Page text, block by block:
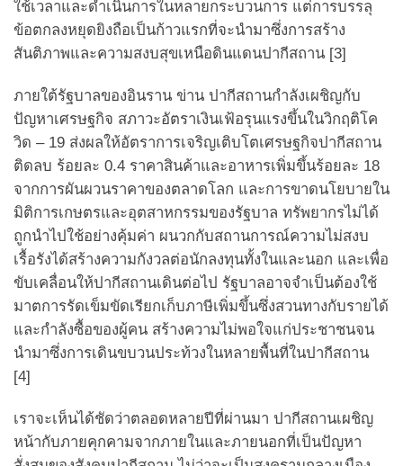
ใช้เวลาและดำเนินการในหลายกระบวนการ แต่การบรรลุ
ข้อตกลงหยุดยิงถือเป็นก้าวแรกที่จะนำมาซึ่งการสร้าง
สันติภาพและความสงบสุขเหนือดินแดนปากีสถาน [3]
ภายใต้รัฐบาลของอินราน ข่าน ปากีสถานกำลังเผชิญกับ
ปัญหาเศรษฐกิจ สภาวะอัตราเงินเฟ้อรุนแรงขึ้นในวิกฤติโค
วิด – 19 ส่งผลให้อัตราการเจริญเติบโตเศรษฐกิจปากีสถาน
ติดลบ ร้อยละ 0.4 ราคาสินค้าและอาหารเพิ่มขึ้นร้อยละ 18
จากการผันผวนราคาของตลาดโลก และการขาดนโยบายใน
มิติการเกษตรและอุตสาหกรรมของรัฐบาล ทรัพยากรไม่ได้
ถูกนำไปใช้อย่างคุ้มค่า ผนวกกับสถานการณ์ความไม่สงบ
เรื้อรังได้สร้างความกังวลต่อนักลงทุนทั้งในและนอก และเพื่อ
ขับเคลื่อนให้ปากีสถานเดินต่อไป รัฐบาลอาจจำเป็นต้องใช้
มาตการรัดเข็มขัดเรียกเก็บภาษีเพิ่มขึ้นซึ่งสวนทางกับรายได้
และกำลังซื้อของผู้คน สร้างความไม่พอใจแก่ประชาชนจน
นำมาซึ่งการเดินขบวนประท้วงในหลายพื้นที่ในปากีสถาน
[4]
เราจะเห็นได้ชัดว่าตลอดหลายปีที่ผ่านมา ปากีสถานเผชิญ
หน้ากับภายคุกคามจากภายในและภายนอกที่เป็นปัญหา